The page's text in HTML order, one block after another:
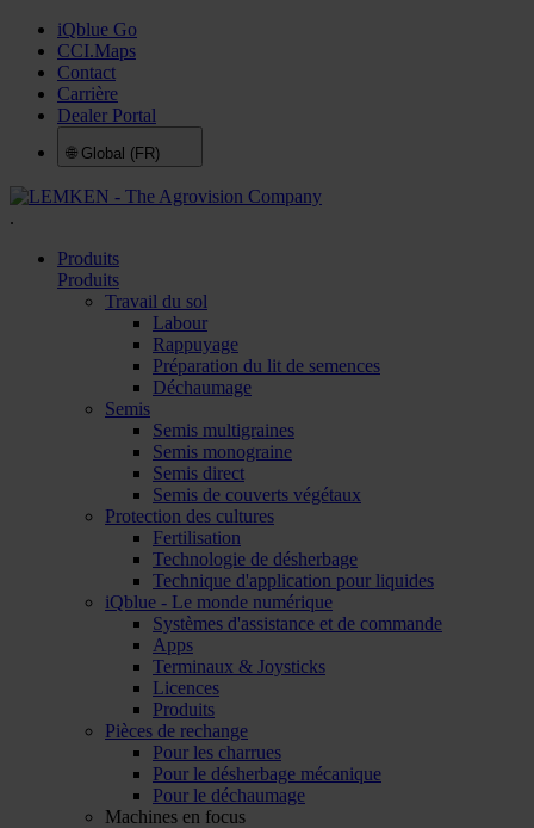
iQblue Go
CCI.Maps
Contact
Carrière
Dealer Portal
🌐 Global (FR)
.
Produits
Produits
Travail du sol
Labour
Rappuyage
Préparation du lit de semences
Déchaumage
Semis
Semis multigraines
Semis monograine
Semis direct
Semis de couverts végétaux
Protection des cultures
Fertilisation
Technologie de désherbage
Technique d'application pour liquides
iQblue - Le monde numérique
Systèmes d'assistance et de commande
Apps
Terminaux & Joysticks
Licences
Produits
Pièces de rechange
Pour les charrues
Pour le désherbage mécanique
Pour le déchaumage
Machines en focus